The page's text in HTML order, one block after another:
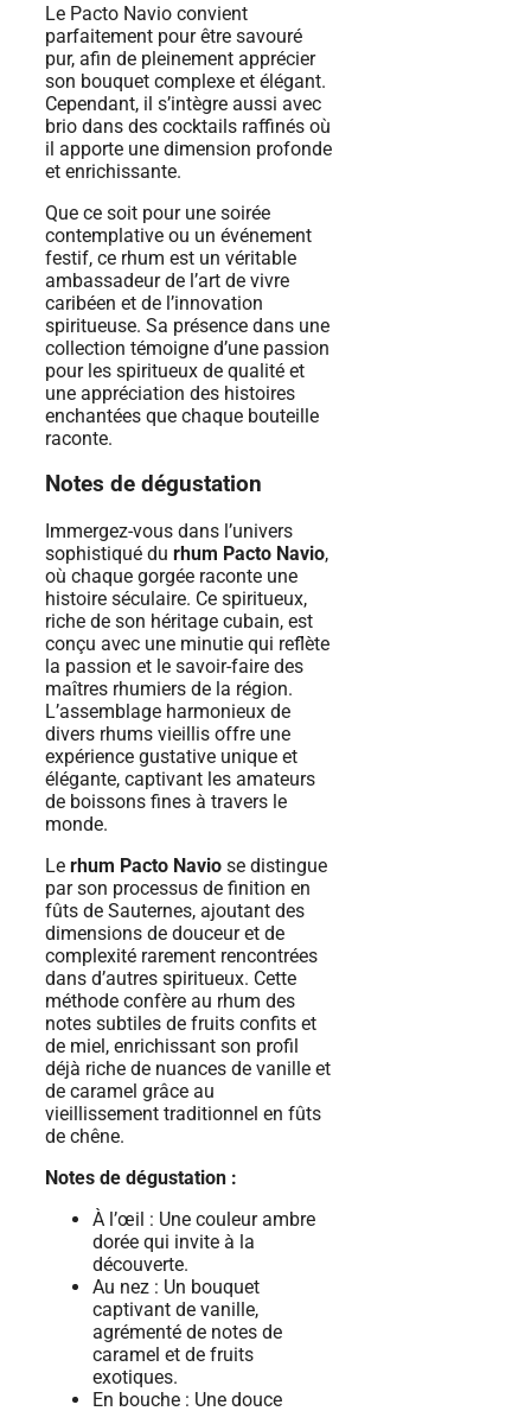
Le Pacto Navio convient
parfaitement pour être savouré
pur, afin de pleinement apprécier
son bouquet complexe et élégant.
Cependant, il s’intègre aussi avec
brio dans des cocktails raffinés où
il apporte une dimension profonde
et enrichissante.
Que ce soit pour une soirée
contemplative ou un événement
festif, ce rhum est un véritable
ambassadeur de l’art de vivre
caribéen et de l’innovation
spiritueuse. Sa présence dans une
collection témoigne d’une passion
pour les spiritueux de qualité et
une appréciation des histoires
enchantées que chaque bouteille
raconte.
Notes de dégustation
Immergez-vous dans l’univers
sophistiqué du rhum Pacto Navio,
où chaque gorgée raconte une
histoire séculaire. Ce spiritueux,
riche de son héritage cubain, est
conçu avec une minutie qui reflète
la passion et le savoir-faire des
maîtres rhumiers de la région.
L’assemblage harmonieux de
divers rhums vieillis offre une
expérience gustative unique et
élégante, captivant les amateurs
de boissons fines à travers le
monde.
Le rhum Pacto Navio se distingue
par son processus de finition en
fûts de Sauternes, ajoutant des
dimensions de douceur et de
complexité rarement rencontrées
dans d’autres spiritueux. Cette
méthode confère au rhum des
notes subtiles de fruits confits et
de miel, enrichissant son profil
déjà riche de nuances de vanille et
de caramel grâce au
vieillissement traditionnel en fûts
de chêne.
Notes de dégustation :
À l’œil : Une couleur ambre
dorée qui invite à la
découverte.
Au nez : Un bouquet
captivant de vanille,
agrémenté de notes de
caramel et de fruits
exotiques.
En bouche : Une douce